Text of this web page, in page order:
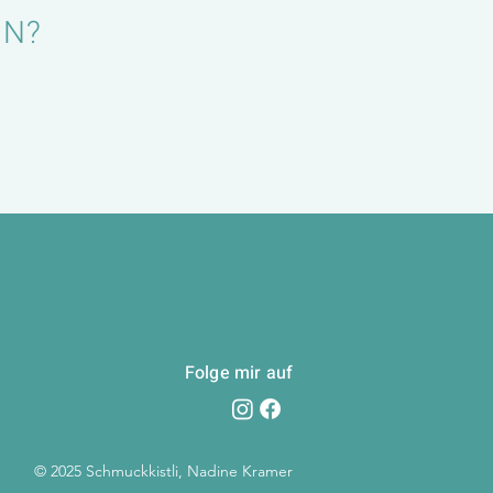
Folge mir auf
© 2025 Schmuckkistli, Nadine Kramer